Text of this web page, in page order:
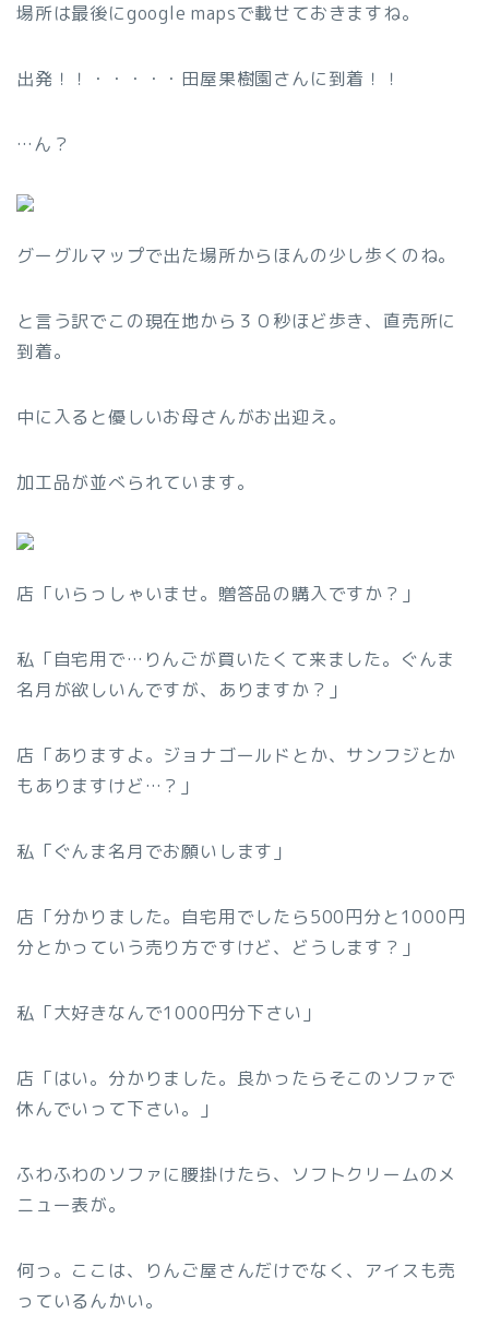
場所は最後にgoogle mapsで載せておきますね。
出発！！・・・・・田屋果樹園さんに到着！！
…ん？
グーグルマップで出た場所からほんの少し歩くのね。
と言う訳でこの現在地から３０秒ほど歩き、直売所に
到着。
中に入ると優しいお母さんがお出迎え。
加工品が並べられています。
店「いらっしゃいませ。贈答品の購入ですか？」
私「自宅用で…りんごが買いたくて来ました。ぐんま
名月が欲しいんですが、ありますか？」
店「ありますよ。ジョナゴールドとか、サンフジとか
もありますけど…？」
私「ぐんま名月でお願いします」
店「分かりました。自宅用でしたら500円分と1000円
分とかっていう売り方ですけど、どうします？」
私「大好きなんで1000円分下さい」
店「はい。分かりました。良かったらそこのソファで
休んでいって下さい。」
ふわふわのソファに腰掛けたら、ソフトクリームのメ
ニュー表が。
何っ。ここは、りんご屋さんだけでなく、アイスも売
っているんかい。